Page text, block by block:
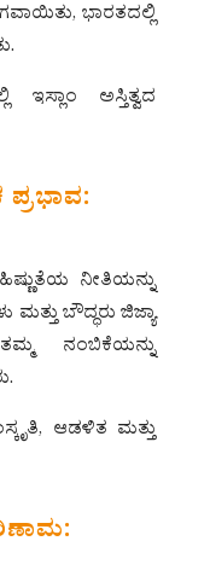
ಭಾರತದಲ್ಲಿ
ಅಸ್ತಿತ್ವದ
ಪ್ರಭಾವ:
ನೀತಿಯನ್ನು
ಬೌದ್ಧರು ಜಿಜ್ಯಾ
ನಂಬಿಕೆಯನ್ನು
ಆಡಳಿತ ಮತ್ತು